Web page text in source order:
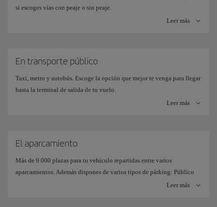
si escoges vías con peaje o sin peaje.
Independientemente de la Terminal asignada para tu vuelo (T4 y T4S),
con la M-13, sin peaje.
Estos son los distintos accesos hasta la Terminal T4
Leer más
En transporte público
Taxi, metro y autobús. Escoge la opción que mejor te venga para llegar
hasta la terminal de salida de tu vuelo.
Independientemente de la Terminal asignada para tu vuelo (T4 y T4S),
En Metro
En Autobús
Leer más
El aparcamiento
Más de 9.000 plazas para tu vehículo repartidas entre varios
aparcamientos. Además dispones de varios tipos de párking: Público
Leer más